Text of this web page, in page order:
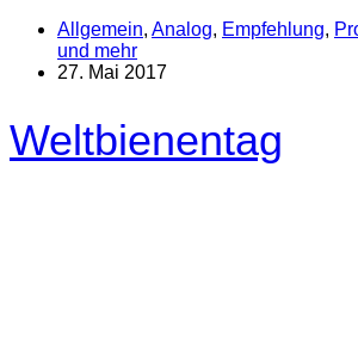
Allgemein, Analog, Empfehlung,
und mehr
27. Mai 2017
Weltbienentag